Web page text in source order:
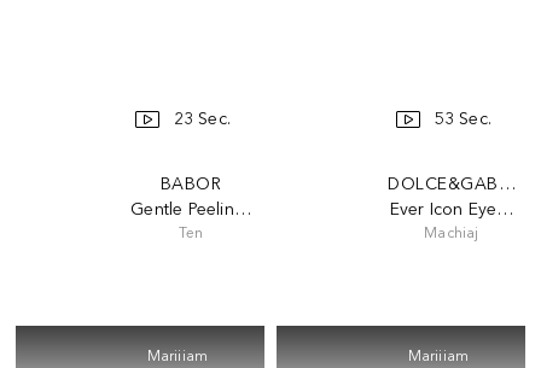
23 Sec.
BABOR
Gentle Peeling Cream
Ten
53 Sec.
Ever Icon Eye
Machiaj
Mariiiam Mariiiam